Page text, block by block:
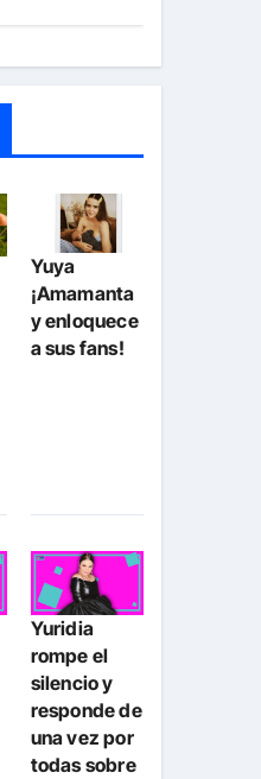
Yuya
¡Amamanta
y enloquece
a sus fans!
Yuridia
rompe el
silencio y
responde de
una vez por
todas sobre